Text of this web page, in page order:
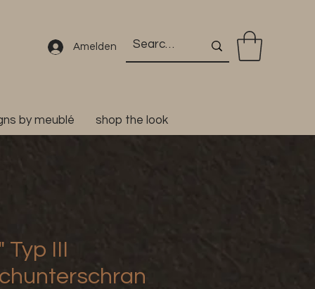
Amelden
Typ III
by meublé shop the look